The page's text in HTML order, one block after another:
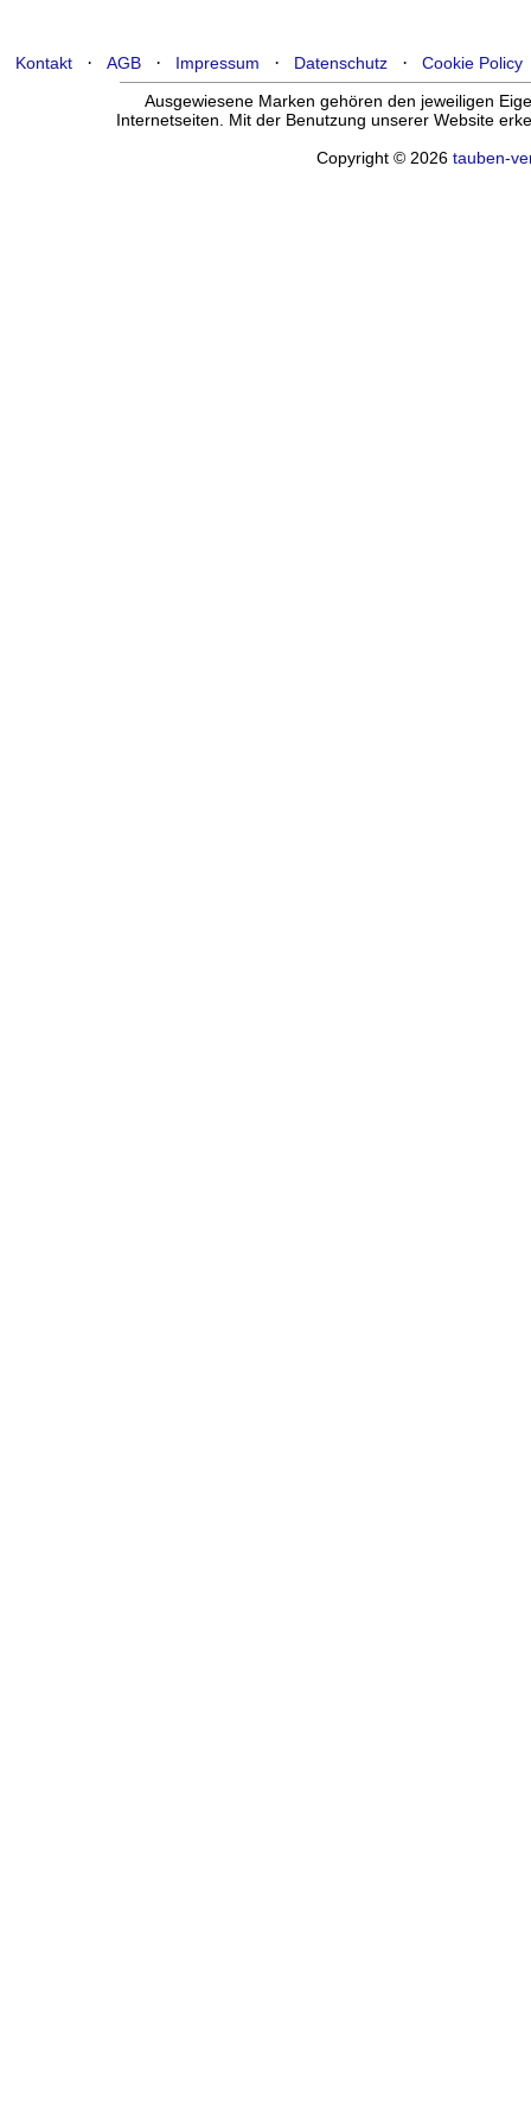
Kontakt· AGB· Impressum · Datenschutz· Cookie Policy
Ausgewiesene Marken gehören den jeweiligen
Internetseiten. Mit der Benutzung unserer Website
Copyright © 2026 tauben-